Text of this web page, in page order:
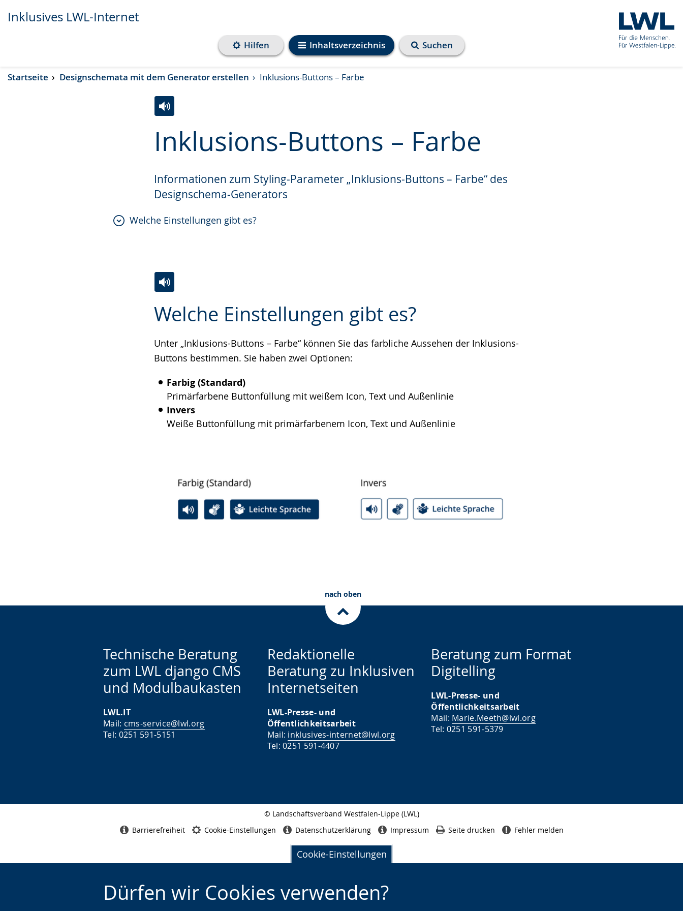
Transkript anzeigen
Abspielen
Pausieren
Inklusives LWL-Internet
Inhaltsverzeichnis
Hilfen Suchen
Cookie-Einstellungen
Dürfen wir Cookies verwenden?
Startseite Designschemata mit dem Generator erstellen Inklusions-Buttons – Farbe
Inklusions-Buttons – Farbe
Informationen zum Styling-Parameter „Inklusions-Buttons – Farbe“ des
Designschema-Generators
Leichten
Sprache
Audio-
Unterstützung.
Video
in
Gebärdensprache
wird
Welche Einstellungen gibt es?
Welche Einstellungen gibt es?
Unter „Inklusions-Buttons – Farbe“ können Sie das farbliche Aussehen der Inklusions-
Buttons bestimmen. Sie haben zwei Optionen:
Farbig (Standard)
Primärfarbene Buttonfüllung mit weißem Icon, Text und Außenlinie
Invers
Weiße Buttonfüllung mit primärfarbenem Icon, Text und Außenlinie
Leichten
wechseln.
Audio-
Video
Deutscher
Gebärdensprache
angezeigt.
nach oben
Technische Beratung
zum LWL django CMS
und Modulbaukasten
LWL.IT
Mail: cms-service@lwl.org
Tel: 0251 591-5151
Redaktionelle
Beratung zu Inklusiven
Internetseiten
LWL-Presse- und
Öffentlichkeitsarbeit
Mail: inklusives-internet@lwl.org
Tel: 0251 591-4407
Beratung zum Format
Digitelling
LWL-Presse- und
Öffentlichkeitsarbeit
Mail: Marie.Meeth@lwl.org
Tel: 0251 591-5379
© Landschaftsverband Westfalen-Lippe (LWL)
Barrierefreiheit Cookie-Einstellungen Datenschutzerklärung Impressum Seite drucken Fehler melden